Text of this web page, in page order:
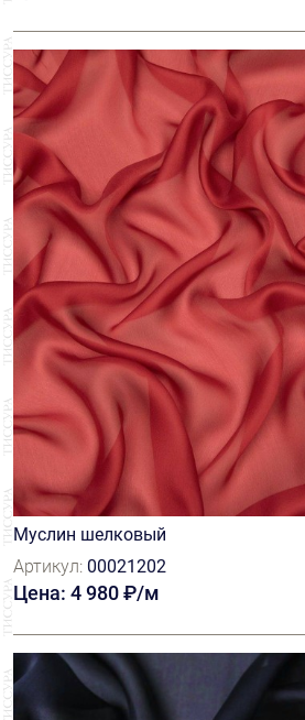
Муслин шелковый
Артикул: 00021202
Цена: 4 980 ₽/м